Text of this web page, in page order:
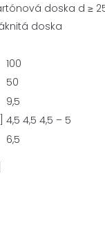
doska d ≥
doska
100
50
9,5
4,5 4,5 4,5 – 5
6,5